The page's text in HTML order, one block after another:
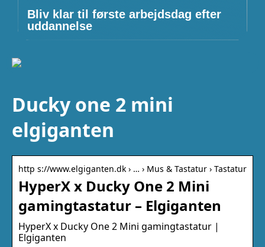
Bliv klar til første arbejdsdag efter
uddannelse
Ducky one 2 mini
elgiganten
http s://www.elgiganten.dk › … › Mus & Tastatur › Tastatur
HyperX x Ducky One 2 Mini
gamingtastatur – Elgiganten
HyperX x Ducky One 2 Mini gamingtastatur |
Elgiganten